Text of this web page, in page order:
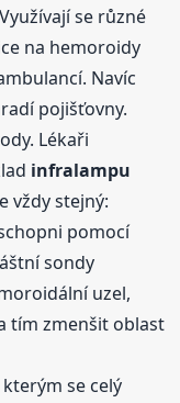
se různé
na hemoroidy
Navíc
pojišťovny.
Lékaři
infralampu
vždy stejný:
pomocí
sondy
uzel,
tím zmenšit oblast
se celý